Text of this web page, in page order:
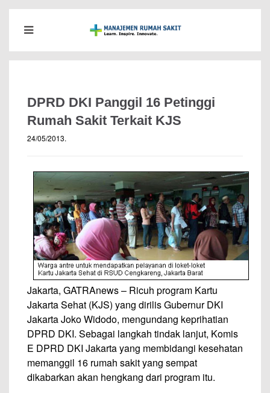
DPRD DKI Panggil 16 Petinggi
Rumah Sakit Terkait KJS
24/05/2013.
Jakarta, GATRAnews – Ricuh program Kartu
Jakarta Sehat (KJS) yang dirilis Gubernur DKI
Jakarta Joko Widodo, mengundang keprihatian
DPRD DKI. Sebagai langkah tindak lanjut, Komis
E DPRD DKI Jakarta yang membidangi kesehatan
memanggil 16 rumah sakit yang sempat
dikabarkan akan hengkang dari program itu.